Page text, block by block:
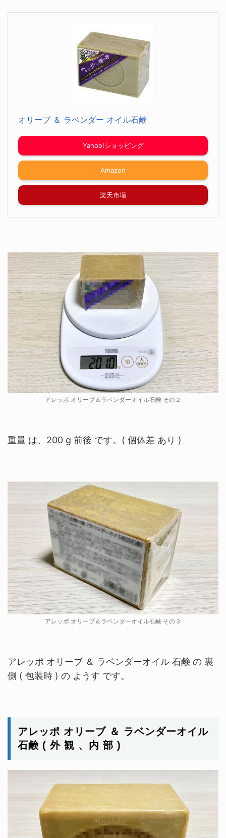
オリーブ ＆ ラベンダー オイル石鹸
Yahoo!ショッピング
Amazon
楽天市場
アレッポ オリーブ＆ラベンダーオイル石鹸 その２
重量 は、200 g 前後 です。( 個体差 あり )
アレッポ オリーブ＆ラベンダーオイル石鹸 その３
アレッポ オリーブ ＆ ラベンダーオイル 石鹸 の 裏
側 ( 包装時 ) の ようす です。
アレッポ オリーブ ＆ ラベンダーオイル
石鹸 ( 外 観 、内 部 )